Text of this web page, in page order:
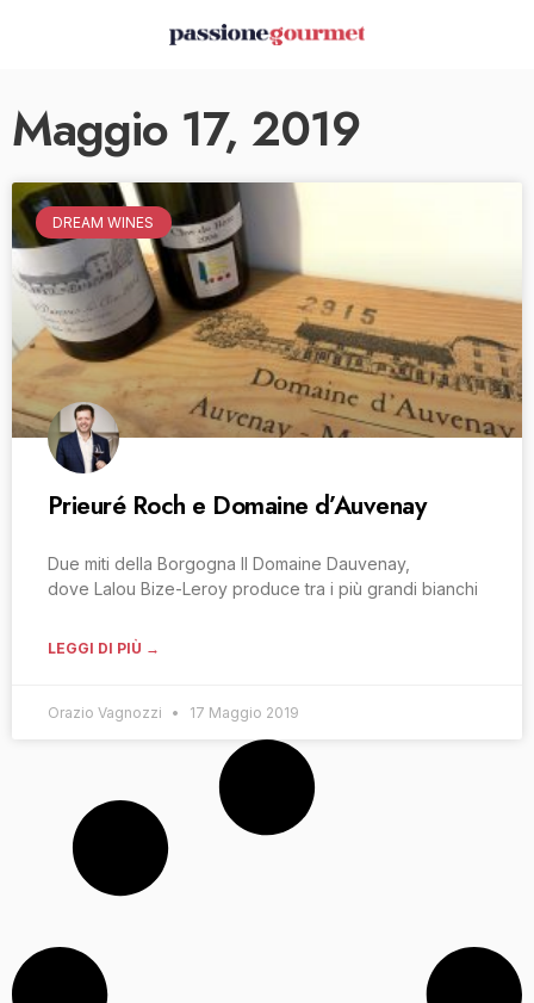
Maggio 17, 2019
DREAM WINES
Prieuré Roch e Domaine d’Auvenay
Due miti della Borgogna Il Domaine Dauvenay,
dove Lalou Bize-Leroy produce tra i più grandi bianchi
LEGGI DI PIÙ →
Orazio Vagnozzi 17 Maggio 2019